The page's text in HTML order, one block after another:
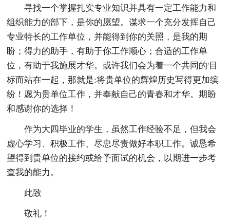
寻找一个掌握扎实专业知识并具有一定工作能力和
组织能力的部下，是你的愿望。谋求一个充分发挥自己
专业特长的工作单位，并能得到你的关照，是我的期
盼；得力的助手，有助于你工作顺心；合适的工作单
位，有助于我施展才华。或许我们会为着一个共同的'目
标而站在一起，那就是:将贵单位的辉煌历史写得更加缤
纷！愿为贵单位工作，并奉献自己的青春和才华。期盼
和感谢你的选择！
作为大四毕业的学生，虽然工作经验不足，但我会
虚心学习、积极工作、尽忠尽责做好本职工作。诚恳希
望得到贵单位的接约或给予面试的机会，以期进一步考
查我的能力。
此致
敬礼！